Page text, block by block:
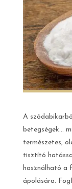
A
betegségek…
természetes,
tisztító
használható a
ápolására.